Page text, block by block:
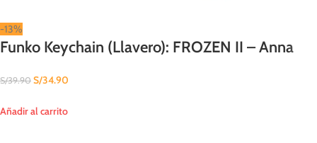
-13%
Funko Keychain (Llavero): FROZEN II – Anna
S/39.90 S/34.90
Añadir al carrito